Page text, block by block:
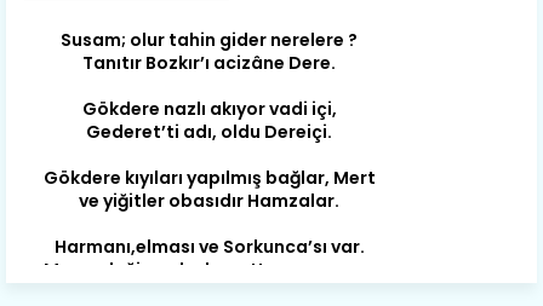
Gökdere nazlı akıyor vadi içi,
Gökdere kıyıları yapılmış bağlar, Mert
Harmanı,elması ve Sorkunca’sı var.